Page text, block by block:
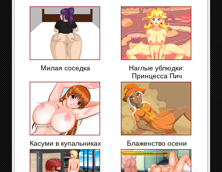
Милая соседка
Наглые ублюдки:
Принцесса Пич
Касуми в купальниках Блаженство осени